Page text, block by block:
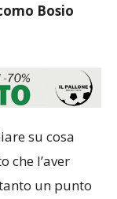
Bosio
su cosa
che l’aver
un punto